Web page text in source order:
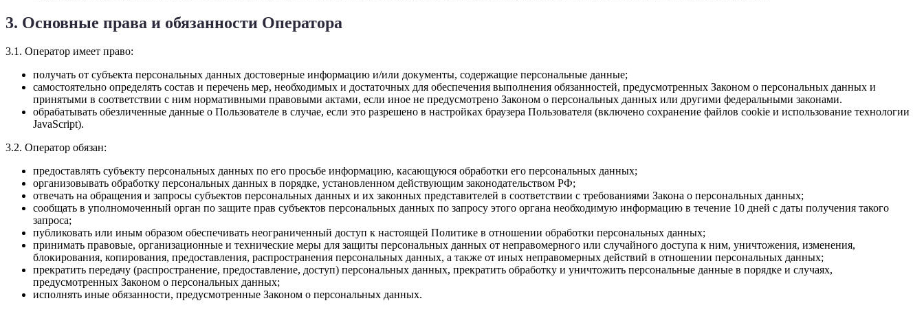
3. Основные права и обязанности Оператора
3.1. Оператор имеет право:
получать от субъекта персональных данных достоверные информацию и/или документы, содержащие персональные данные;
самостоятельно определять состав и перечень мер, необходимых и достаточных для обеспечения выполнения обязанностей, предусмотренных Законом о персональных данных и
принятыми в соответствии с ним нормативными правовыми актами, если иное не предусмотрено Законом о персональных данных или другими федеральными законами.
обрабатывать обезличенные данные о Пользователе в случае, если это разрешено в настройках браузера Пользователя (включено сохранение файлов cookie и использование технологии
JavaScript).
3.2. Оператор обязан:
предоставлять субъекту персональных данных по его просьбе информацию, касающуюся обработки его персональных данных;
организовывать обработку персональных данных в порядке, установленном действующим законодательством РФ;
отвечать на обращения и запросы субъектов персональных данных и их законных представителей в соответствии с требованиями Закона о персональных данных;
сообщать в уполномоченный орган по защите прав субъектов персональных данных по запросу этого органа необходимую информацию в течение 10 дней с даты получения такого
запроса;
публиковать или иным образом обеспечивать неограниченный доступ к настоящей Политике в отношении обработки персональных данных;
принимать правовые, организационные и технические меры для защиты персональных данных от неправомерного или случайного доступа к ним, уничтожения, изменения,
блокирования, копирования, предоставления, распространения персональных данных, а также от иных неправомерных действий в отношении персональных данных;
прекратить передачу (распространение, предоставление, доступ) персональных данных, прекратить обработку и уничтожить персональные данные в порядке и случаях,
предусмотренных Законом о персональных данных;
исполнять иные обязанности, предусмотренные Законом о персональных данных.